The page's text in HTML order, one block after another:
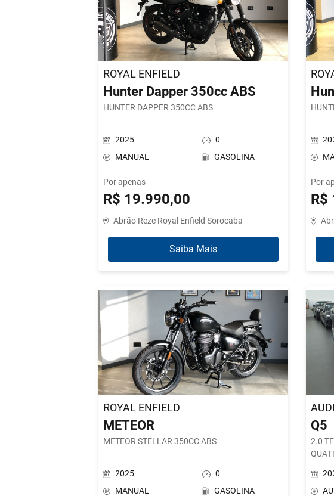
ROYAL ENFIELD
Hunter Dapper 350cc ABS
HUNTER DAPPER 350CC ABS
2025
0
MANUAL
GASOLINA
Por apenas
R$ 19.990,00
Abrão Reze Royal Enfield Sorocaba
Saiba Mais
Por
R$
ROYAL ENFIELD
METEOR
METEOR STELLAR 350CC ABS
2025
0
MANUAL
GASOLINA
AUDI
Q5
2.0